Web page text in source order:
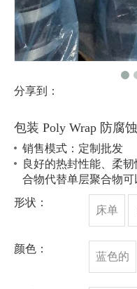
分享到：
包装 Poly Wrap 防腐
销售模式：定制批发
良好的热封性能、柔
合物代替单层聚合物可
形状：
床单
颜色：
蓝色的